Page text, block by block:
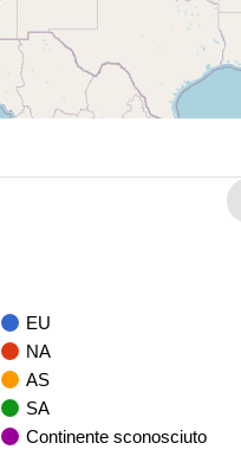
EU
NA
AS
SA
Continente sconosciuto